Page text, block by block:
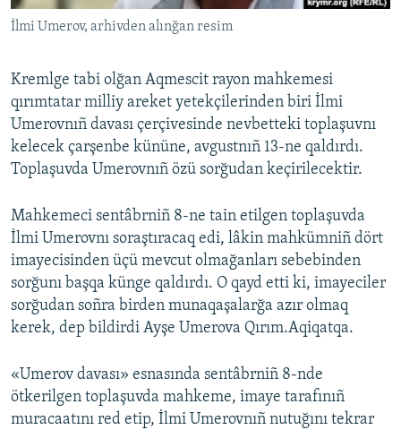
Українською
RFE/RS bütün saytları
İlmi Umerov, arhivden alınğan resim
Kremlge tabi olğan Aqmescit rayon mahkemesi
qırımtatar milliy areket yetekçilerinden biri İlmi
Umerovnıñ davası çerçivesinde nevbetteki toplaşuvnı
kelecek çarşenbe kününe, avgustnıñ 13-ne qaldırdı.
Toplaşuvda Umerovnıñ özü sorğudan keçirilecektir.
Mahkemeci sentâbrniñ 8-ne tain etilgen toplaşuvda
İlmi Umerovnı soraştıracaq edi, lâkin mahkümniñ dört
imayecisinden üçü mevcut olmağanları sebebinden
sorğunı başqa künge qaldırdı. O qayd etti ki, imayeciler
sorğudan soñra birden munaqaşalarğa azır olmaq
kerek, dep bildirdi Ayşe Umerova Qırım.Aqiqatqa.
«Umerov davası» esnasında sentâbrniñ 8-nde
ötkerilgen toplaşuvda mahkeme, imaye tarafınıñ
muracaatını red etip, İlmi Umerovnıñ nutuğını tekrar